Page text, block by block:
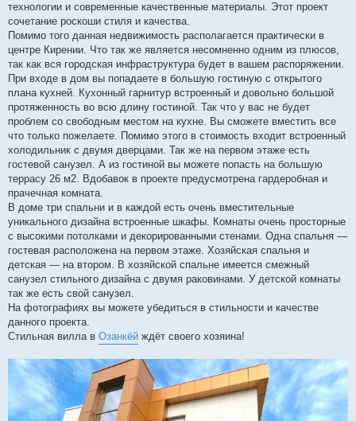
технологии и современные качественные материалы. Этот проект
сочетание роскоши стиля и качества.
Помимо того данная недвижимость располагается практически в
центре Кирении. Что так же является несомненно одним из плюсов,
так как вся городская инфраструктура будет в вашем распоряжении.
При входе в дом вы попадаете в большую гостиную с открытого
плана кухней. Кухонный гарнитур встроенный и довольно большой
протяженность во всю длину гостиной. Так что у вас не будет
проблем со свободным местом на кухне. Вы сможете вместить все
что только пожелаете. Помимо этого в стоимость входит встроенный
холодильник с двумя дверцами. Так же на первом этаже есть
гостевой санузел. А из гостиной вы можете попасть на большую
террасу 26 м2. Вдобавок в проекте предусмотрена гардеробная и
прачечная комната.
В доме три спальни и в каждой есть очень вместительные
уникального дизайна встроенные шкафы. Комнаты очень просторные
с высокими потолками и декорированными стенами. Одна спальня —
гостевая расположена на первом этаже. Хозяйская спальня и
детская — на втором. В хозяйской спальне имеется смежный
санузел стильного дизайна с двумя раковинами. У детской комнаты
так же есть свой санузел.
На фотографиях вы можете убедиться в стильности и качестве
данного проекта.
Стильная вилла в Озанкёй ждёт своего хозяина!